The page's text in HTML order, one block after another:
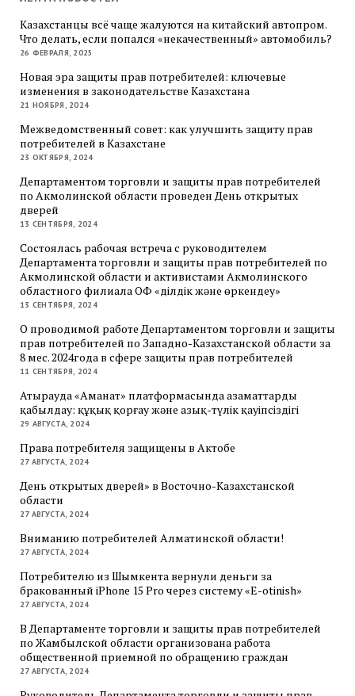
Казахстанцы всё чаще жалуются на китайский автопром.
Что делать, если попался «некачественный» автомобиль?
26 ФЕВРАЛЯ, 2025
Новая эра защиты прав потребителей: ключевые
изменения в законодательстве Казахстана
21 НОЯБРЯ, 2024
Межведомственный совет: как улучшить защиту прав
потребителей в Казахстане
23 ОКТЯБРЯ, 2024
Департаментом торговли и защиты прав потребителей
по Акмолинской области проведен День открытых
дверей
13 СЕНТЯБРЯ, 2024
Состоялась рабочая встреча с руководителем
Департамента торговли и защиты прав потребителей по
Акмолинской области и активистами Акмолинского
областного филиала ОФ «Әділдік және өркендеу»
13 СЕНТЯБРЯ, 2024
О проводимой работе Департаментом торговли и защиты
прав потребителей по Западно-Казахстанской области за
8 мес. 2024года в сфере защиты прав потребителей
11 СЕНТЯБРЯ, 2024
Атырауда «Аманат» платформасында азаматтарды
қабылдау: құқық қорғау және азық-түлік қауіпсіздігі
29 АВГУСТА, 2024
Права потребителя защищены в Актобе
27 АВГУСТА, 2024
День открытых дверей» в Восточно-Казахстанской
области
27 АВГУСТА, 2024
Вниманию потребителей Алматинской области!
27 АВГУСТА, 2024
Потребителю из Шымкента вернули деньги за
бракованный iPhone 15 Pro через систему «E-otinish»
27 АВГУСТА, 2024
В Департаменте торговли и защиты прав потребителей
по Жамбылской области организована работа
общественной приемной по обращению граждан
27 АВГУСТА, 2024